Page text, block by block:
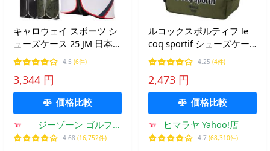
キャロウェイ スポーツ シ
ューズケース 25 JM 日本正
規品
4.5 (6件)
3,344 円
価格比較
ジーゾーン ゴルフ
Yahoo!店
4.68 (16,752件)
ルコックスポルティフ le
coq sportif シューズケー
ス メンズ 大開口 シューズ
ケース Wファスナータイ
プ LG5SBZ21M
4.25 (4件)
2,473 円
価格比較
ヒマラヤ Yahoo!店
4.7 (68,310件)